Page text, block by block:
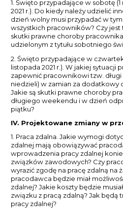
1. Święto przypadające w sobotę (1
2021 r.). Do kiedy należy udzielić
dzień wolny musi przypadać w
wszystkich pracowników? Czy jest
skutki prawne choroby
udzielonym z tytułu sobotniego
2. Święto przypadające w czwartek
listopada 2021 r.). W jakiej sytuacji
zapewnić pracownikowi tzw.
niedzieli) w zamian za dodatkowy
Jakie są skutki prawne choroby
długiego weekendu i w dzień
piątku?
IV. Projektowane zmiany w
1. Praca zdalna. Jakie wymogi
zdalnej mają obowiązywać
wprowadzenia pracy zdalnej
związków zawodowych? Czy
wyrazić zgodę na pracę zdalną na
pracodawca będzie miał
zdalnej? Jakie koszty będzie
związku z pracą zdalną? Jak
pracy zdalnej?